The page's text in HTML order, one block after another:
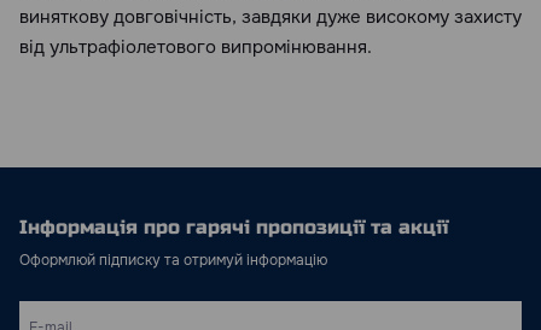
виняткову довговічність, завдяки дуже високому захисту
від ультрафіолетового випромінювання.
Інформація про гарячі пропозиції та акції
Оформлюй підписку та отримуй інформацію